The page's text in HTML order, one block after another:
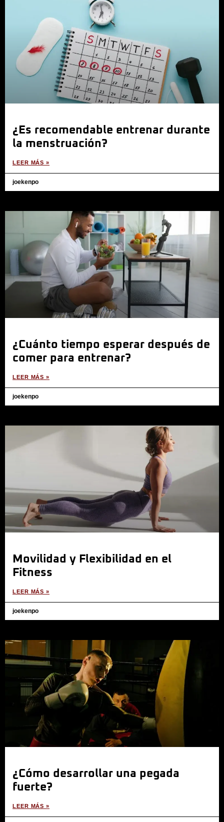
¿Es recomendable entrenar durante
la menstruación?
LEER MÁS »
joekenpo
¿Cuánto tiempo esperar después de
comer para entrenar?
LEER MÁS »
joekenpo
Movilidad y Flexibilidad en el
Fitness
LEER MÁS »
joekenpo
¿Cómo desarrollar una pegada
fuerte?
LEER MÁS »